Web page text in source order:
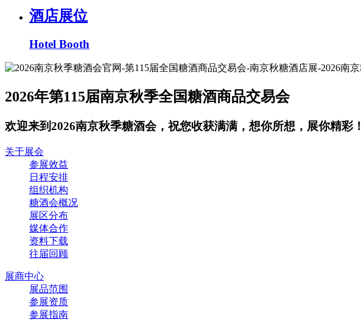
酒店展位
Hotel Booth
2026年第115届南京秋季全国糖酒商品交易会
欢迎来到2026南京秋季糖酒会，祝您收获满满，想你所想，展你精彩！
关于展会
参展效益
日程安排
组织机构
糖酒会概况
展区分布
媒体合作
资料下载
往届回顾
展商中心
展品范围
参展资质
参展指南